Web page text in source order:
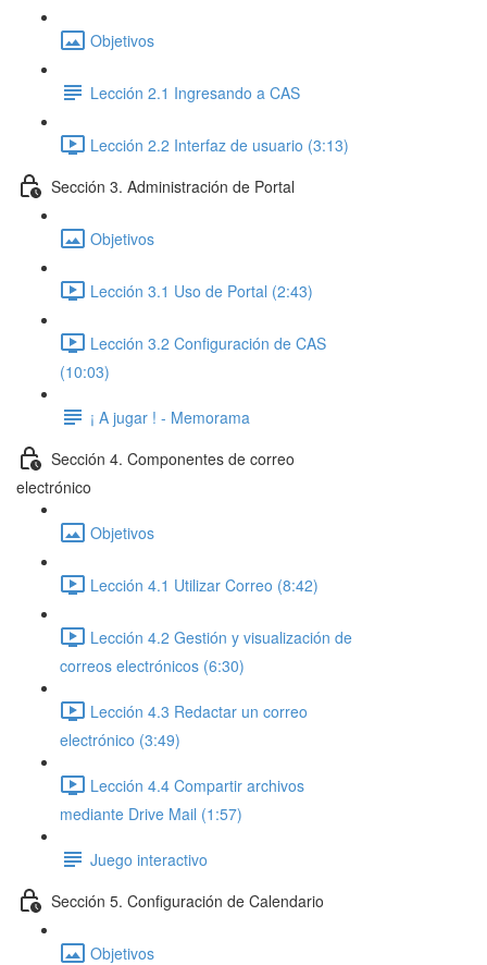
Objetivos
Lección 2.1 Ingresando a CAS
Lección 2.2 Interfaz de usuario (3:13)
Sección 3. Administración de Portal
Objetivos
Lección 3.1 Uso de Portal (2:43)
Lección 3.2 Configuración de CAS
(10:03)
¡ A jugar ! - Memorama
Sección 4. Componentes de correo
electrónico
Objetivos
Lección 4.1 Utilizar Correo (8:42)
Lección 4.2 Gestión y visualización de
correos electrónicos (6:30)
Lección 4.3 Redactar un correo
electrónico (3:49)
Lección 4.4 Compartir archivos
mediante Drive Mail (1:57)
Juego interactivo
Sección 5. Configuración de Calendario
Objetivos